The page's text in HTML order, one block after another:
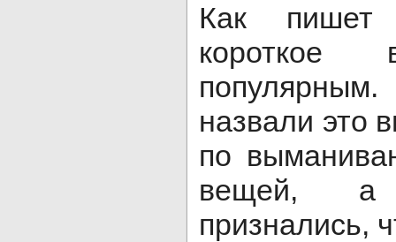
Как
короткое
назвали это
по
вещей, а
признались,